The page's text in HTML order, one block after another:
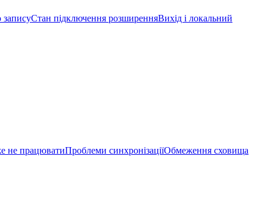
записуСтан підключення розширенняВихід і локальний
не працюватиПроблеми синхронізаціїОбмеження сховища